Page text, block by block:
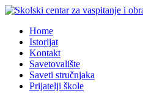
Home
Istorijat
Kontakt
Savetovalište
Saveti stručnjaka
Prijatelji škole